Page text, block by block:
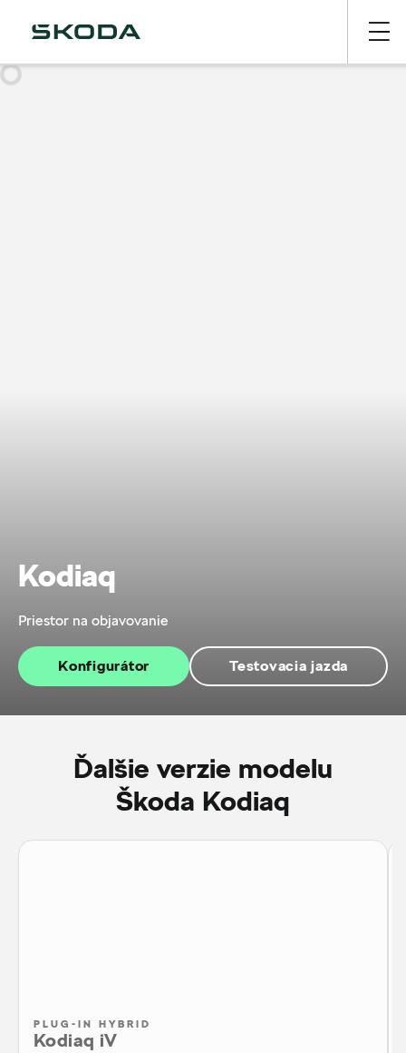
Kodiaq
Priestor na objavovanie
Konfigurátor Testovacia jazda
Ďalšie verzie modelu
Škoda Kodiaq
PLUG-IN HYBRID
Kodiaq iV